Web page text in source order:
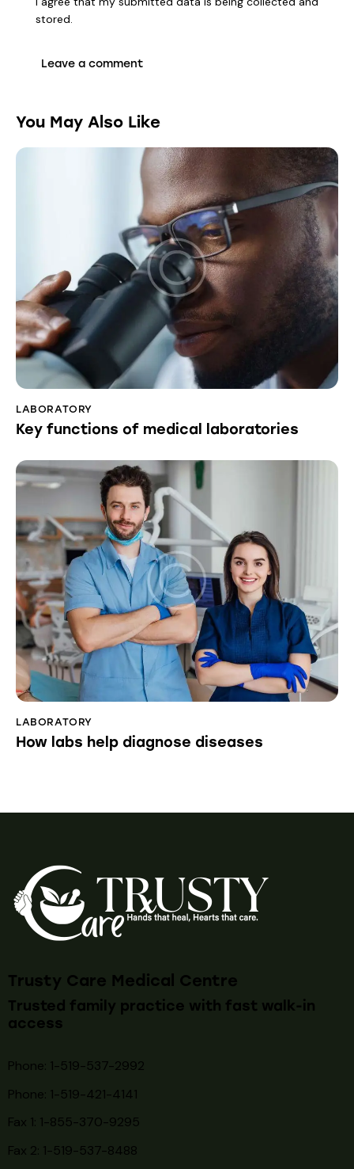
stored.
You May Also Like
LABORATORY
Key functions of medical laboratories
LABORATORY
How labs help diagnose diseases
Trusty Care Medical Centre
Trusted family practice with fast walk-in
access
Phone: 1-519-537-2992
Phone: 1-519-421-4141
Fax 1: 1-855-370-9295
Fax 2: 1-519-537-8488